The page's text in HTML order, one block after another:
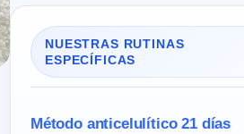
NUESTRAS RUTINAS
ESPECÍFICAS
Método anticelulítico 21 días